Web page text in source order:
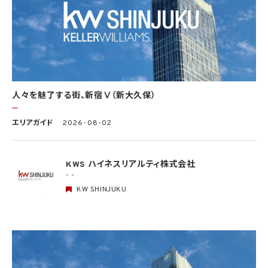
(1) 法令に基づく場合
(2) 人の生命、身体又は財産の保護のために必要がある場合であって、本人の同意を得
ることが困難であるとき
(3) 公衆衛生の向上又は児童の健全な育成の推進のために特に必要がある場合であっ
て、本人の同意を得ることが困難であるとき
(4) 国の機関もしくは地方公共団体又はその委託を受けた者が法令の定める事務を遂
行することに対して協力する必要がある場合であって、本人の同意を得ることにより当該
事務の遂行に支障を及ぼすおそれがあるとき
個人データを学術研究目的で取り扱う必要があるとき（当該個人データを取り扱う目的
ある場合を除きます。）。
4.2 当社は、違法又は不当な行為を助長し、又は誘発するおそれがある方法により個人
5. 個人情報の適正な取得
5.1 当社は、適正に個人情報を取得し、偽りその他不正の手段により取得しません。
(1) 第4.1項第1号から第4号までのいずれかに該当する場合
(2) 学術研究機関等から要配慮個人情報を取得する場合であって、当該要配慮個人情報
を学術研究目的で取得する必要があるとき（当該要配慮個人情報を取得する目的の一
部が学術研究目的である場合を含み、個人の権利利益を不当に侵害するおそれがある
人々を魅了する街、新宿Ⅴ（新大久保）
エリアガイド 2026-08-02
KWS ハイネスリアルティ株式会社
- -
KW SHINJUKU